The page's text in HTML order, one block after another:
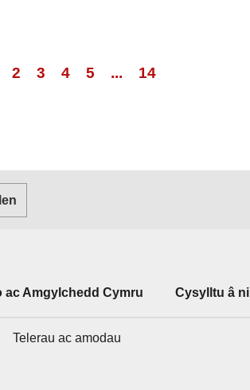
2 3 4 5 ... 14
ac Amgylchedd Cymru Cysylltu â ni
Telerau ac amodau